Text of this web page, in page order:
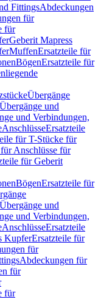
FittingsAbdeckungen
für
für
Geberit Mapress
MuffenErsatzteile für
BögenErsatzteile für
Übergänge
Übergänge und
und Verbindungen,
AnschlüsseErsatzteile
für T-Stücke für
Anschlüsse für
für Geberit
BögenErsatzteile für
Übergänge und
und Verbindungen,
AnschlüsseErsatzteile
KupferErsatzteile für
für
Abdeckungen für
für
für